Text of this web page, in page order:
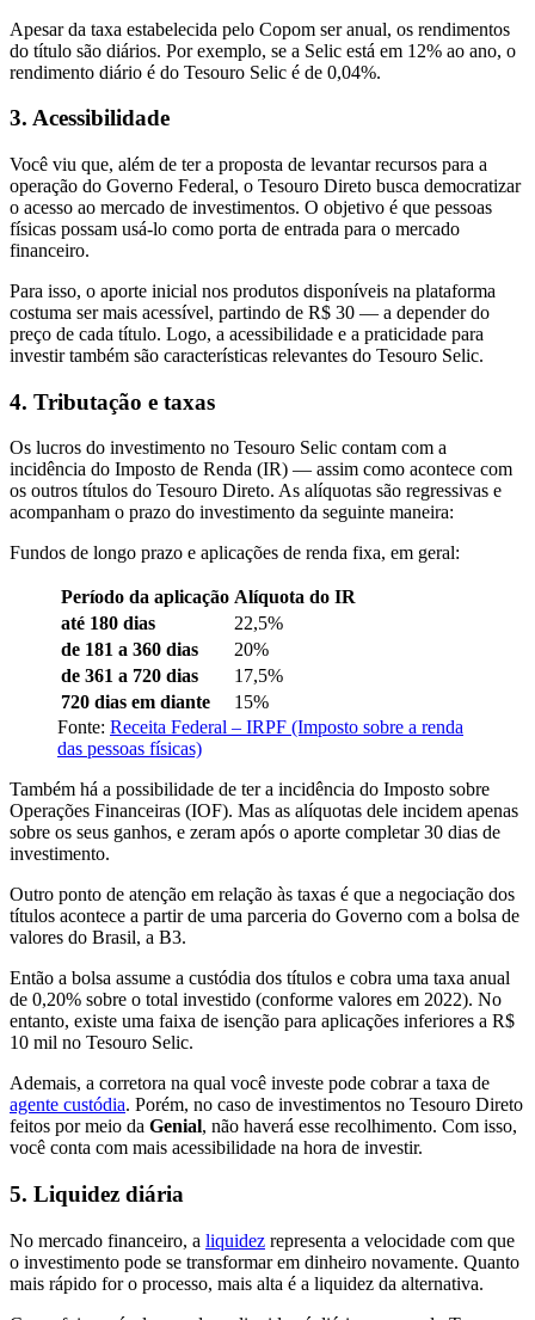
Apesar da taxa estabelecida pelo Copom ser anual, os rendimentos
do título são diários. Por exemplo, se a Selic está em 12% ao ano, o
rendimento diário é do Tesouro Selic é de 0,04%.
3. Acessibilidade
Você viu que, além de ter a proposta de levantar recursos para a
operação do Governo Federal, o Tesouro Direto busca democratizar
o acesso ao mercado de investimentos. O objetivo é que pessoas
físicas possam usá-lo como porta de entrada para o mercado
financeiro.
Para isso, o aporte inicial nos produtos disponíveis na plataforma
costuma ser mais acessível, partindo de R$ 30 — a depender do
preço de cada título. Logo, a acessibilidade e a praticidade para
investir também são características relevantes do Tesouro Selic.
4. Tributação e taxas
Os lucros do investimento no Tesouro Selic contam com a
incidência do Imposto de Renda (IR) — assim como acontece com
os outros títulos do Tesouro Direto. As alíquotas são regressivas e
acompanham o prazo do investimento da seguinte maneira:
Fundos de longo prazo e aplicações de renda fixa, em geral:
Período da aplicação Alíquota do IR
até 180 dias
22,5%
de 181 a 360 dias
20%
de 361 a 720 dias
17,5%
720 dias em diante
15%
Fonte: Receita Federal – IRPF (Imposto sobre a renda
das pessoas físicas)
Também há a possibilidade de ter a incidência do Imposto sobre
Operações Financeiras (IOF). Mas as alíquotas dele incidem apenas
sobre os seus ganhos, e zeram após o aporte completar 30 dias de
investimento.
Outro ponto de atenção em relação às taxas é que a negociação dos
títulos acontece a partir de uma parceria do Governo com a bolsa de
valores do Brasil, a B3.
Então a bolsa assume a custódia dos títulos e cobra uma taxa anual
de 0,20% sobre o total investido (conforme valores em 2022). No
entanto, existe uma faixa de isenção para aplicações inferiores a R$
10 mil no Tesouro Selic.
Ademais, a corretora na qual você investe pode cobrar a taxa de
agente custódia. Porém, no caso de investimentos no Tesouro Direto
feitos por meio da Genial, não haverá esse recolhimento. Com isso,
você conta com mais acessibilidade na hora de investir.
5. Liquidez diária
No mercado financeiro, a liquidez representa a velocidade com que
o investimento pode se transformar em dinheiro novamente. Quanto
mais rápido for o processo, mais alta é a liquidez da alternativa.